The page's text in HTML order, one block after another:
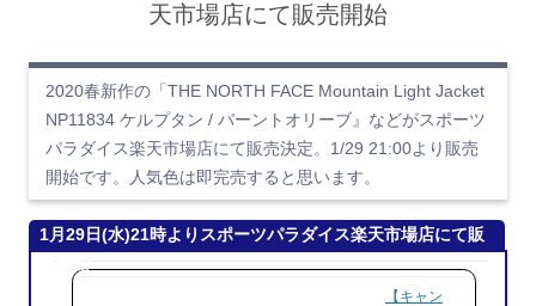
天市場店にて販売開始
2020春新作の「THE NORTH FACE Mountain Light Jacket
NP11834 ケルプタン / バーントオリーブ』などがスポーツ
パラダイス楽天市場店にて販売決定。1/29 21:00より販売
開始です。人気色は即完売すると思います。
1月29日(水)21時よりスポーツパラダイス楽天市場店にて販
【キャン